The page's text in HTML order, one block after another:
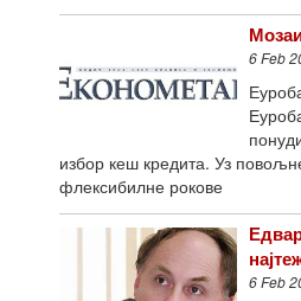
6 Feb
избор кеш кредита. Уз
флексибилне рокове
6 Feb